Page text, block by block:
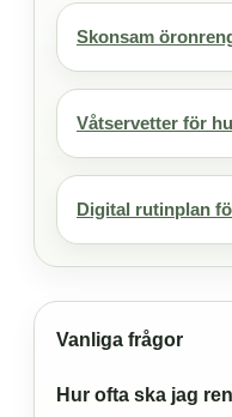
Skonsam
Våtservetter för
Digital rutinplan
Vanliga frågor
Hur ofta ska jag